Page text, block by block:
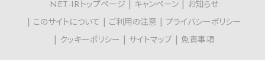
NET-IRトップページ キャンペーン
お知らせ
このサイトについて
ご利用の注意
プライバシーポリシー
クッキーポリシー
サイトマップ 免責事項